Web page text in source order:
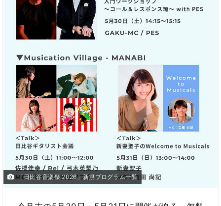
「日比谷音楽祭 2026」新規プログラム一覧